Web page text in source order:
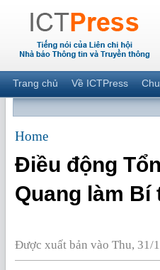
Trang chủ Về ICTPress
Home
Điều động
Quang làm Bí
Được xuất bản vào Thu, 31/